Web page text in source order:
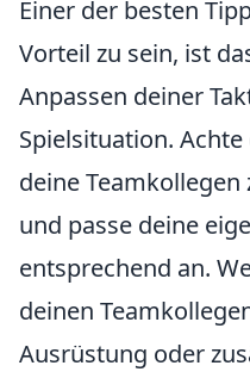
Einer der besten
Vorteil zu sein, ist
Anpassen deiner
Spielsituation.
deine
und passe deine
entsprechend an.
deinen
Ausrüstung oder